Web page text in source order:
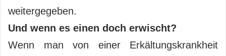
weitergegeben.
Und wenn es einen doch erwischt?
Wenn man von einer Erkältungskrankheit